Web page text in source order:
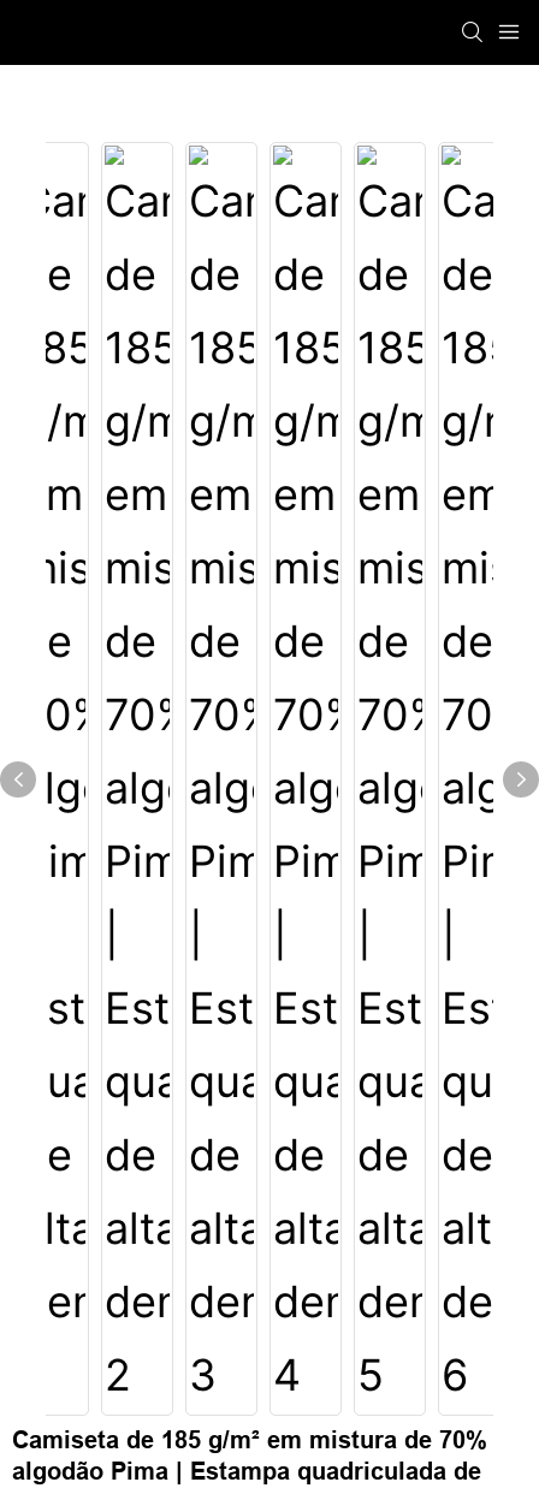
Camiseta de 185 g/m² em mistura de 70%
algodão Pima | Estampa quadriculada de